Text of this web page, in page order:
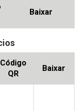
Baixar
Código
QR
Baixar